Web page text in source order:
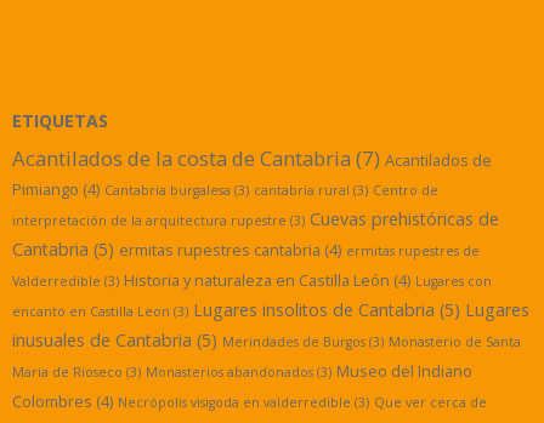
ETIQUETAS
Acantilados de la costa de Cantabria (7) Acantilados de
Pimiango (4) Cantabria burgalesa (3) cantabria rural (3) Centro de
interpretación de la arquitectura rupestre (3) Cuevas prehistóricas de
Cantabria (5) ermitas rupestres cantabria (4) ermitas rupestres de
Valderredible (3) Historia y naturaleza en Castilla León (4) Lugares con
encanto en Castilla Leon (3) Lugares insolitos de Cantabria (5) Lugares
inusuales de Cantabria (5) Merindades de Burgos (3) Monasterio de Santa
Maria de Rioseco (3) Monasterios abandonados (3) Museo del Indiano
Colombres (4) Necrópolis visigoda en valderredible (3) Que ver cerca de